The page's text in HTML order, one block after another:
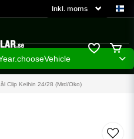
Clip Keihin 24/28 (Mrd/Oko)